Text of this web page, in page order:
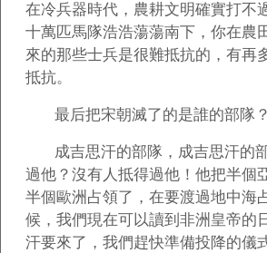
在冷兵器時代，農耕文明確實打不
十萬匹馬隊浩浩蕩蕩南下，你在農
來的那些士兵是很難抵抗的，有再
抵抗。
最后把宋朝滅了的是誰的部隊？
成吉思汗的部隊，成吉思汗的
過他？沒有人抵得過他！他把半個
半個歐洲占領了，在要渡過地中海
候，我們現在可以讀到非洲皇帝的
汗要來了，我們趕快準備投降的儀